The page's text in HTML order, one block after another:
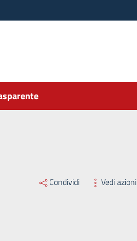
Condividi Vedi azioni